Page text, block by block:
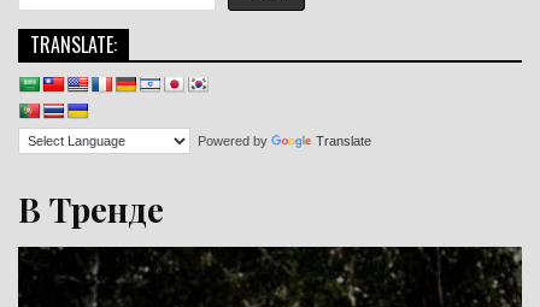
TRANSLATE:
Powered by Translate
В Тренде